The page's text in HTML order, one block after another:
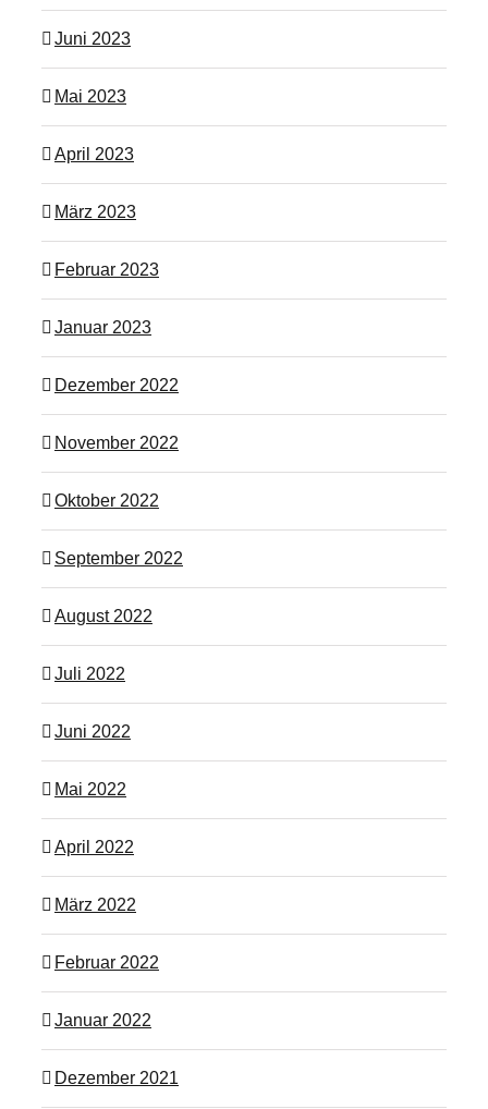
Juni 2023
Mai 2023
April 2023
März 2023
Februar 2023
Januar 2023
Dezember 2022
November 2022
Oktober 2022
September 2022
August 2022
Juli 2022
Juni 2022
Mai 2022
April 2022
März 2022
Februar 2022
Januar 2022
Dezember 2021